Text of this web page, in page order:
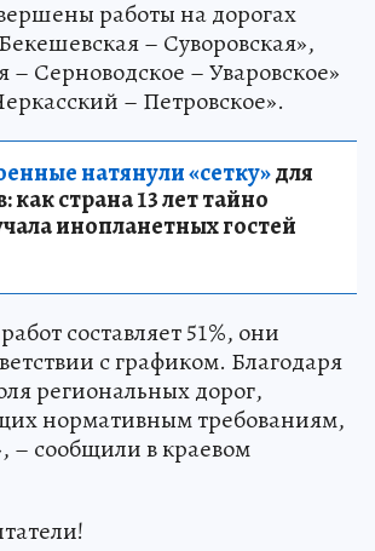
работы на дорогах
– Суворовская»,
– Серноводское – Уваровское»
– Петровское».
натянули «сетку»для
страна 13 лет тайно
инопланетных гостей
составляет 51%, они
с графиком. Благодаря
региональных дорог,
нормативным требованиям,
– сообщили в краевом